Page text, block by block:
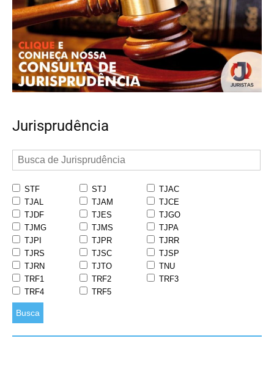
Jurisprudência
STF STJ
TJAC
TJAL
TJAM
TJCE
TJDF
TJES
TJGO
TJMG
TJMS
TJPA
TJPI
TJPR
TJRR
TJRS
TJSC
TJSP
TJRN
TJTO
TNU
TRF1
TRF2
TRF3
TRF4
TRF5
Busca